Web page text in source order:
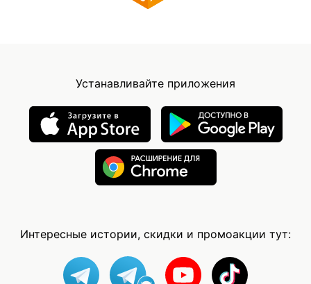
Устанавливайте приложения
Интересные истории, скидки и промоакции тут: